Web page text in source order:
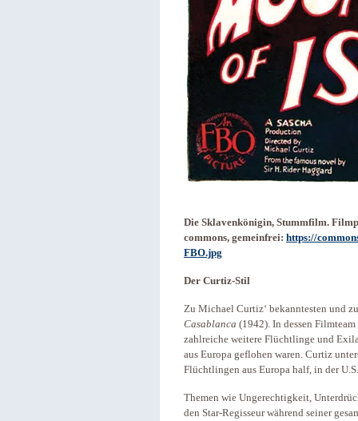
Die Sklavenkönigin, Stummfilm.
commons, gemeinfrei: https://
FBO.jpg
Der Curtiz-Stil
Zu Michael Curtiz‘ bekanntesten und
Casablanca (1942). In dessen
zahlreiche weitere Flüchtlinge und
aus Europa geflohen waren. Curtiz
Flüchtlingen aus Europa half, in der
Themen wie Ungerechtigkeit,
den Star-Regisseur während seiner